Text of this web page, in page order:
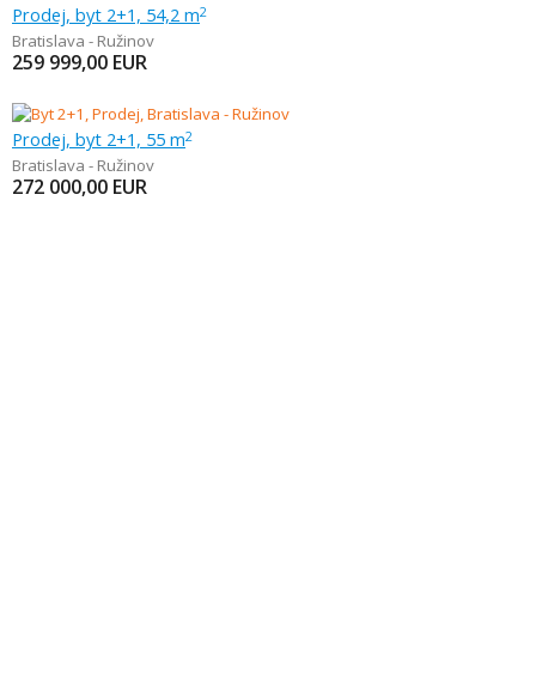
Prodej, byt 2+1, 54,2 m2
Bratislava - Ružinov
259 999,00 EUR
Prodej, byt 2+1, 55 m2
Bratislava - Ružinov
272 000,00 EUR